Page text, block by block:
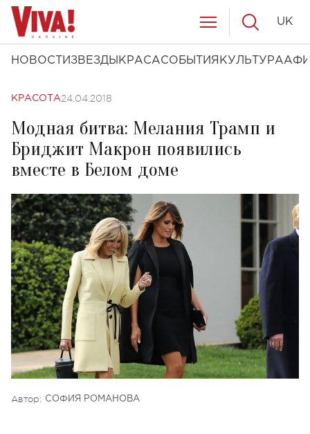
НОВОСТИ ЗВЕЗДЫ КРАСАСОБЫТИЯ КУЛЬТУРА
UK
КРАСОТА24.04.2018
Модная битва: Мелания Трамп и
Бриджит Макрон появились
вместе в Белом доме
Автор: СОФИЯ РОМАНОВА